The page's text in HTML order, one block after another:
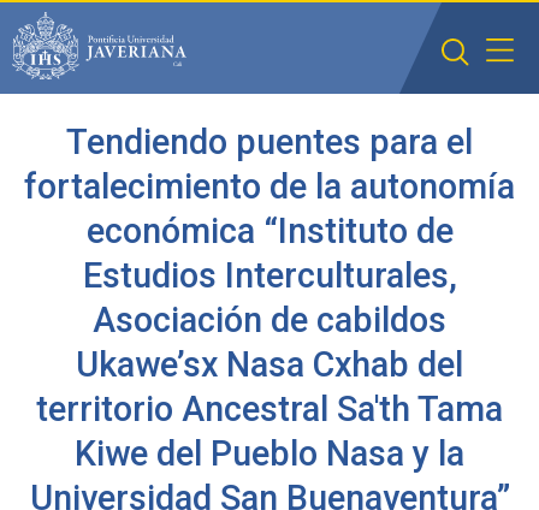
Saltar al contenido principal
Tendiendo puentes para el
fortalecimiento de la autonomía
económica “Instituto de
Estudios Interculturales,
Asociación de cabildos
Ukawe’sx Nasa Cxhab del
territorio Ancestral Sa'th Tama
Kiwe del Pueblo Nasa y la
Universidad San Buenaventura”